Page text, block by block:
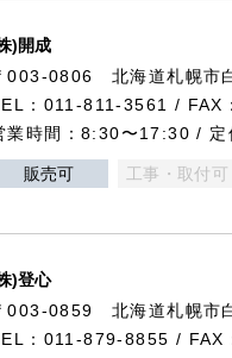
)開成
003-0806 北海道札幌市
：011-811-3561 / FAX
業時間：8:30〜17:30 / 定
販売可 工事・取付可
)登心
003-0859 北海道札幌市
：011-879-8855 /